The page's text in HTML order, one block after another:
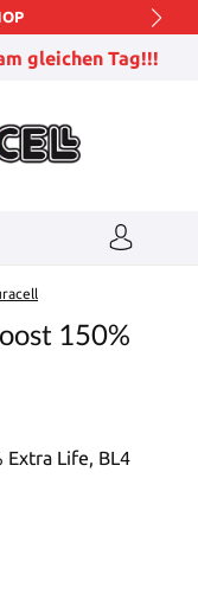
gleichen Tag!!!
150%